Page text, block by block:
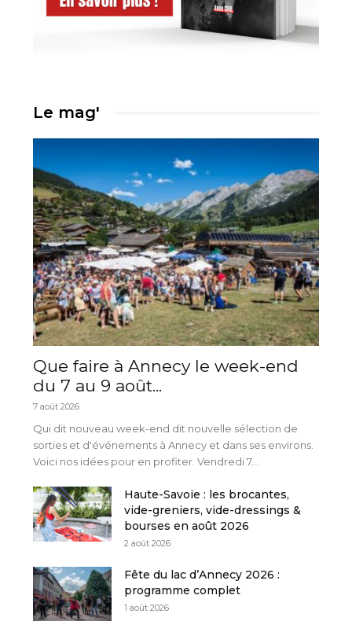
Le mag'
Que faire à Annecy le week-end
du 7 au 9 août...
7 août 2026
Qui dit nouveau week-end dit nouvelle sélection de
sorties et d'événements à Annecy et dans ses environs.
Voici nos idées pour en profiter. Vendredi 7...
Haute-Savoie : les brocantes,
vide-greniers, vide-dressings &
bourses en août 2026
2 août 2026
Fête du lac d’Annecy 2026 :
programme complet
1 août 2026